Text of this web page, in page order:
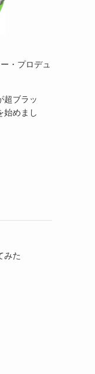
・プロデュ
超ブラッ
始めまし
みた